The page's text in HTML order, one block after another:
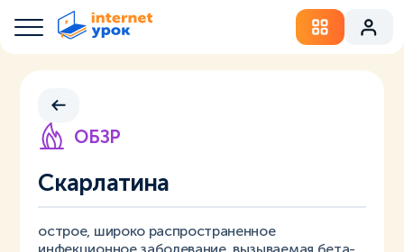
ОБЗР
Скарлатина
острое, широко распространенное
инфекционное заболевание, вызываемая бета-